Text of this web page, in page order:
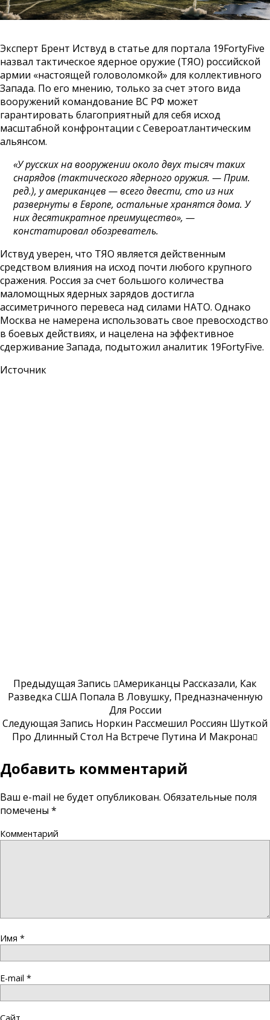
Эксперт Брент Иствуд в статье для портала 19FortyFive
назвал тактическое ядерное оружие (ТЯО) российской
армии «настоящей головоломкой» для коллективного
Запада. По его мнению, только за счет этого вида
вооружений командование ВС РФ может
гарантировать благоприятный для себя исход
масштабной конфронтации с Североатлантическим
альянсом.
«У русских на вооружении около двух тысяч таких
снарядов (тактического ядерного оружия. — Прим.
ред.), у американцев — всего двести, сто из них
развернуты в Европе, остальные хранятся дома. У
них десятикратное преимущество», —
констатировал обозреватель.
Иствуд уверен, что ТЯО является действенным
средством влияния на исход почти любого крупного
сражения. Россия за счет большого количества
маломощных ядерных зарядов достигла
ассиметричного перевеса над силами НАТО. Однако
Москва не намерена использовать свое превосходство
в боевых действиях, и нацелена на эффективное
сдерживание Запада, подытожил аналитик 19FortyFive.
Источник
Предыдущая Запись
Американцы Рассказали, Как
Разведка США Попала В Ловушку, Предназначенную
Для России
Следующая Запись Норкин Рассмешил Россиян Шуткой
Про Длинный Стол На Встрече Путина И Макрона
Добавить комментарий
Ваш e-mail не будет опубликован. Обязательные поля
помечены *
Комментарий
Имя *
E-mail *